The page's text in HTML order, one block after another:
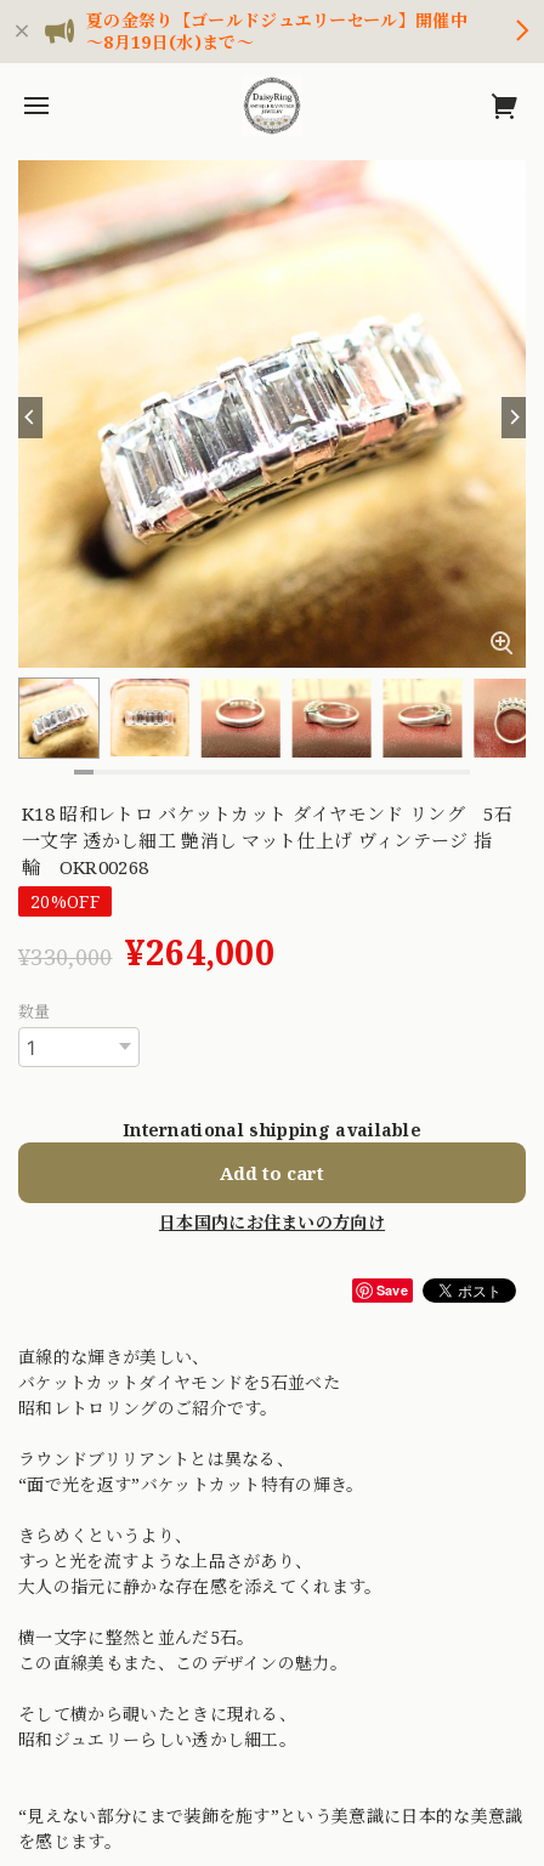
夏の金祭り【ゴールドジュエリーセール】開催中
～8月19日(水)まで～
K18 昭和レトロ バケットカット ダイヤモンド リング 5石
一文字 透かし細工 艶消し マット仕上げ ヴィンテージ 指
輪 OKR00268
20%OFF
¥330,000 ¥264,000
数量
International shipping available
Add to cart
日本国内にお住まいの方向け
Save
直線的な輝きが美しい、
バケットカットダイヤモンドを5石並べた
昭和レトロリングのご紹介です。
ラウンドブリリアントとは異なる、
“面で光を返す”バケットカット特有の輝き。
きらめくというより、
すっと光を流すような上品さがあり、
大人の指元に静かな存在感を添えてくれます。
横一文字に整然と並んだ5石。
この直線美もまた、このデザインの魅力。
そして横から覗いたときに現れる、
昭和ジュエリーらしい透かし細工。
“見えない部分にまで装飾を施す”という美意識に日本的な美意識
を感じます。